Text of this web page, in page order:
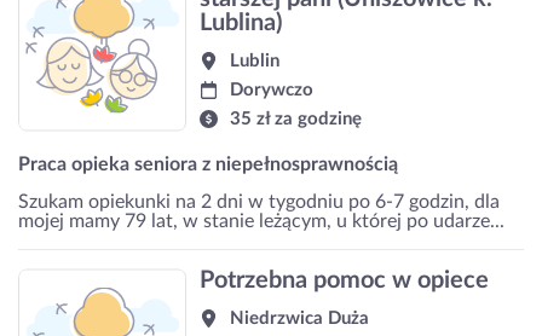
Lublina)
Lublin
Dorywczo
35 zł za godzinę
Praca opieka seniora z niepełnosprawnością
Szukam opiekunki na 2 dni w tygodniu po 6-7 godzin, dla
mojej mamy 79 lat, w stanie leżącym, u której po udarze...
Potrzebna pomoc w opiece
Niedrzwica Duża